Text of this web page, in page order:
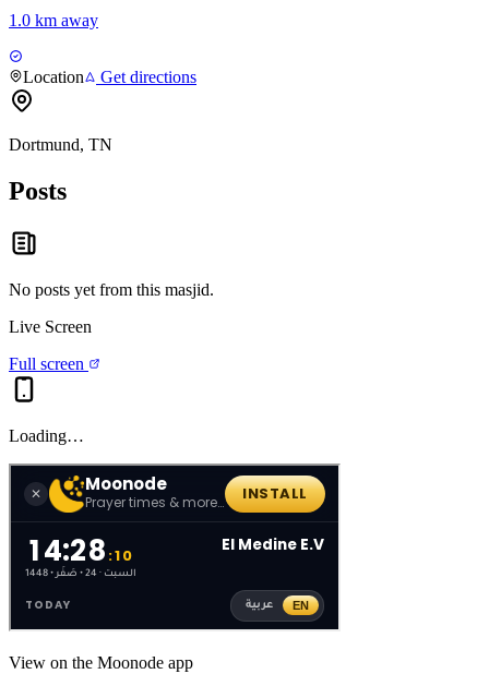
1.0 km away
Location Get directions
Dortmund, TN
Posts
No posts yet from this masjid.
Live Screen
Full screen
Loading…
View on the Moonode app